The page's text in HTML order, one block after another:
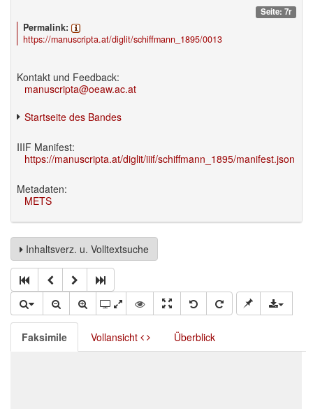
Seite: 7r
Permalink:
https://manuscripta.at/diglit/schiffmann_1895/0013
Kontakt und Feedback:
manuscripta@oeaw.ac.at
Startseite des Bandes
IIIF Manifest:
https://manuscripta.at/diglit/iiif/schiffmann_1895/manifest.json
Metadaten:
METS
Inhaltsverz. u. Volltextsuche
Faksimile Vollansicht Überblick